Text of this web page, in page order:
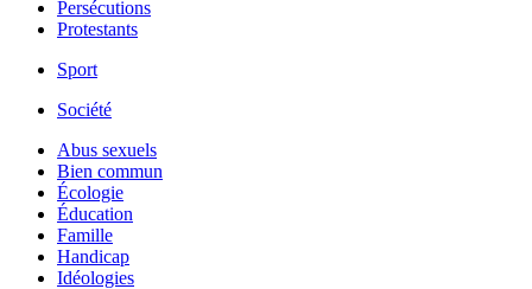
Persécutions
Protestants
Sport
Société
Abus sexuels
Bien commun
Écologie
Éducation
Famille
Handicap
Idéologies